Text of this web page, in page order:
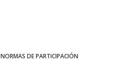
NORMAS DE PARTICIPACIÓN